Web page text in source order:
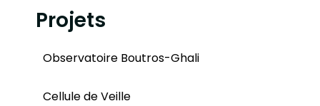
Projets
Observatoire Boutros-Ghali
Cellule de Veille